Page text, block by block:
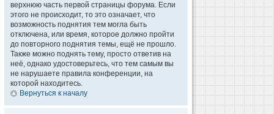
верхнюю часть первой страницы форума. Если
этого не происходит, то это означает, что
возможность поднятия тем могла быть
отключена, или время, которое должно пройти
до повторного поднятия темы, ещё не прошло.
Также можно поднять тему, просто ответив на
неё, однако удостоверьтесь, что тем самым вы
не нарушаете правила конференции, на
которой находитесь.
Вернуться к началу